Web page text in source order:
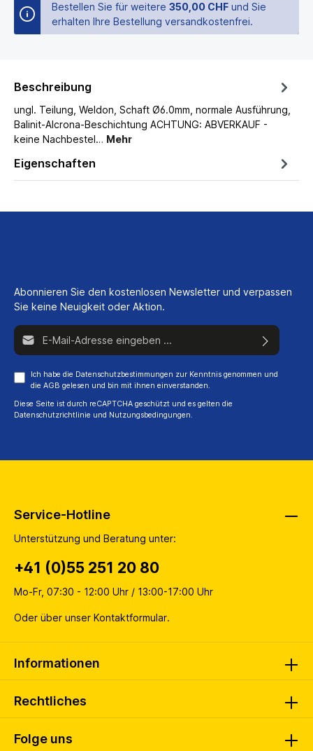
Bestellen Sie für weitere 350,00 CHF und Sie
erhalten Ihre Bestellung versandkostenfrei.
Beschreibung
ungl. Teilung, Weldon, Schaft Ø6.0mm, normale Ausführung,
Balinit-Alcrona-Beschichtung ACHTUNG: ABVERKAUF -
keine Nachbestel… Mehr
Eigenschaften
Abonnieren Sie den kostenlosen Newsletter und verpassen
Sie keine Neuigkeit oder Aktion.
E-Mail-Adresse*
Ich habe die Datenschutzbestimmungen zur Kenntnis genommen und
die AGB gelesen und bin mit ihnen einverstanden.
Diese Seite ist durch reCAPTCHA geschützt und es gelten die
Datenschutzrichtlinie und Nutzungsbedingungen.
Folge uns
Service-Hotline
Unterstützung und Beratung unter:
+41 (0)55 251 20 80
Mo-Fr, 07:30 - 12:00 Uhr / 13:00-17:00 Uhr
Oder über unser Kontaktformular.
Informationen
Rechtliches